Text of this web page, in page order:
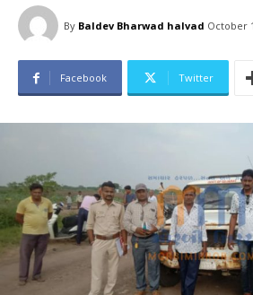
By Baldev Bharwad halvad October
Facebook Twitter